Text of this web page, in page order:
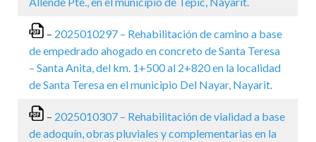
– 2025010297 – Rehabilitación de camino a base
de empedrado ahogado en concreto de Santa Teresa
– Santa Anita, del km. 1+500 al 2+820 en la localidad
de Santa Teresa en el municipio Del Nayar, Nayarit.
– 2025010307 – Rehabilitación de vialidad a base
de adoquín, obras pluviales y complementarias en la